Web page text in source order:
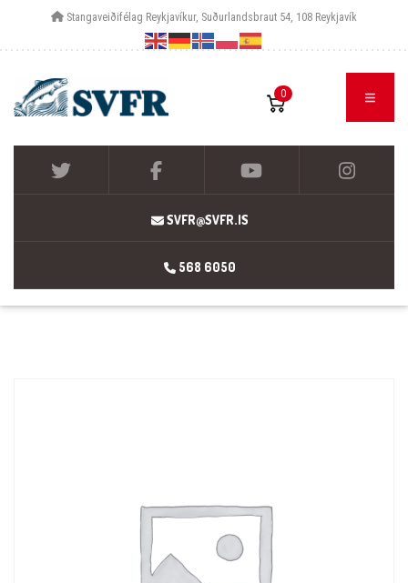
Stangaveiðifélag Reykjavíkur, Suðurlandsbraut 54, 108 Reykjavík
0
SVFR@SVFR.IS
568 6050